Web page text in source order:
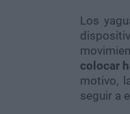
Los
colocar
motivo,
seguir a